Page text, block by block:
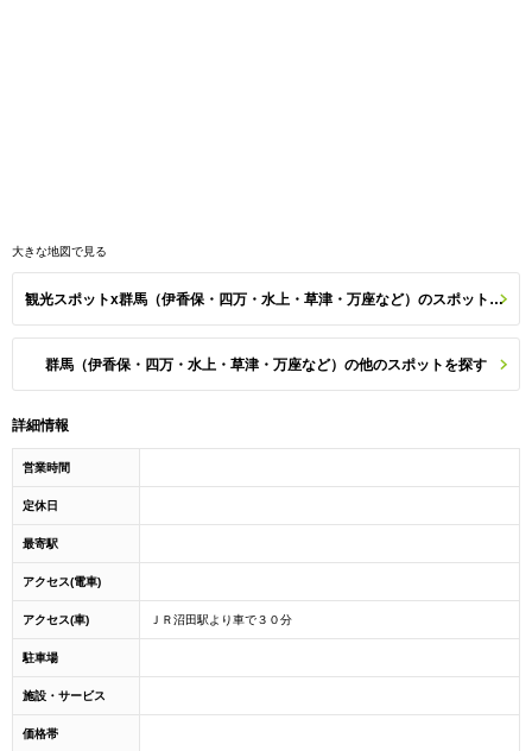
大きな地図で見る
観光スポットx群馬（伊香保・四万・水上・草津・万座など）のスポット一覧
群馬（伊香保・四万・水上・草津・万座など）の他のスポットを探す
詳細情報
営業時間
定休日
最寄駅
アクセス(電車)
アクセス(車) ＪＲ沼田駅より車で３０分
駐車場
施設・サービス
価格帯